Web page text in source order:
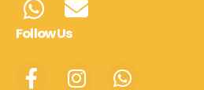
Follow Us